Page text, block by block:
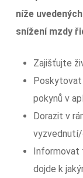
níže
snížení mzdy
Zajišťujte
Poskytovat
pokynů v
Dorazit v
Informovat
dojde k